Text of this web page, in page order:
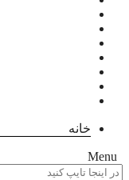
خانه
Menu